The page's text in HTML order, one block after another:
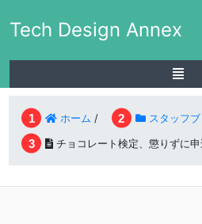
Tech Design Annex
ホーム / スタッフ
チョコレート検定、懲りずに申